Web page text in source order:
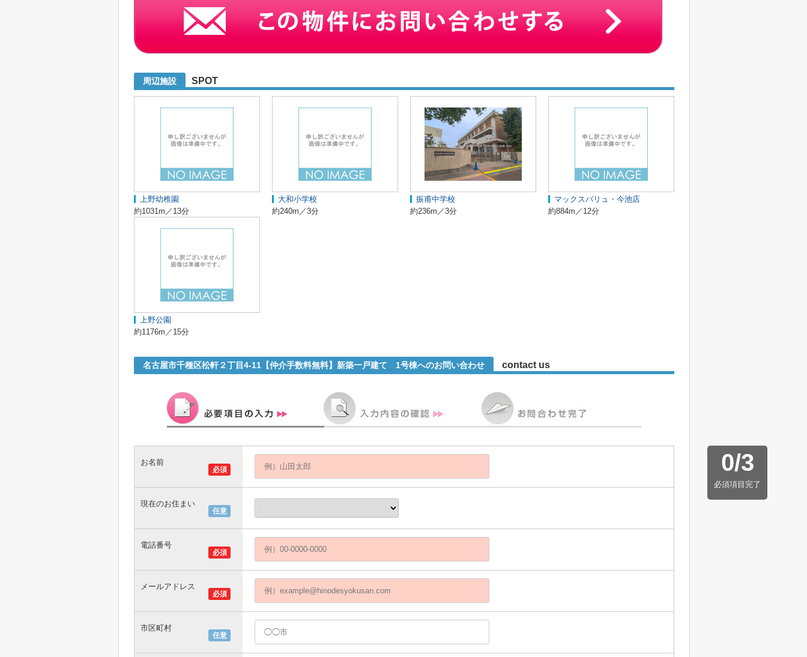
周辺施設 SPOT
上野幼稚園
約1031m／13分
大和小学校
約240m／3分
振甫中学校
約236m／3分
マックスバリュ・今池店
約884m／12分
上野公園
約1176m／15分
名古屋市千種区松軒２丁目4-11【仲介手数料無料】新築一戸建て 1号棟へのお問い合わせ contact us
0/3
必須項目完了
必須
お名前
任意
現在のお住まい
必須
電話番号
必須
メールアドレス
任意
市区町村